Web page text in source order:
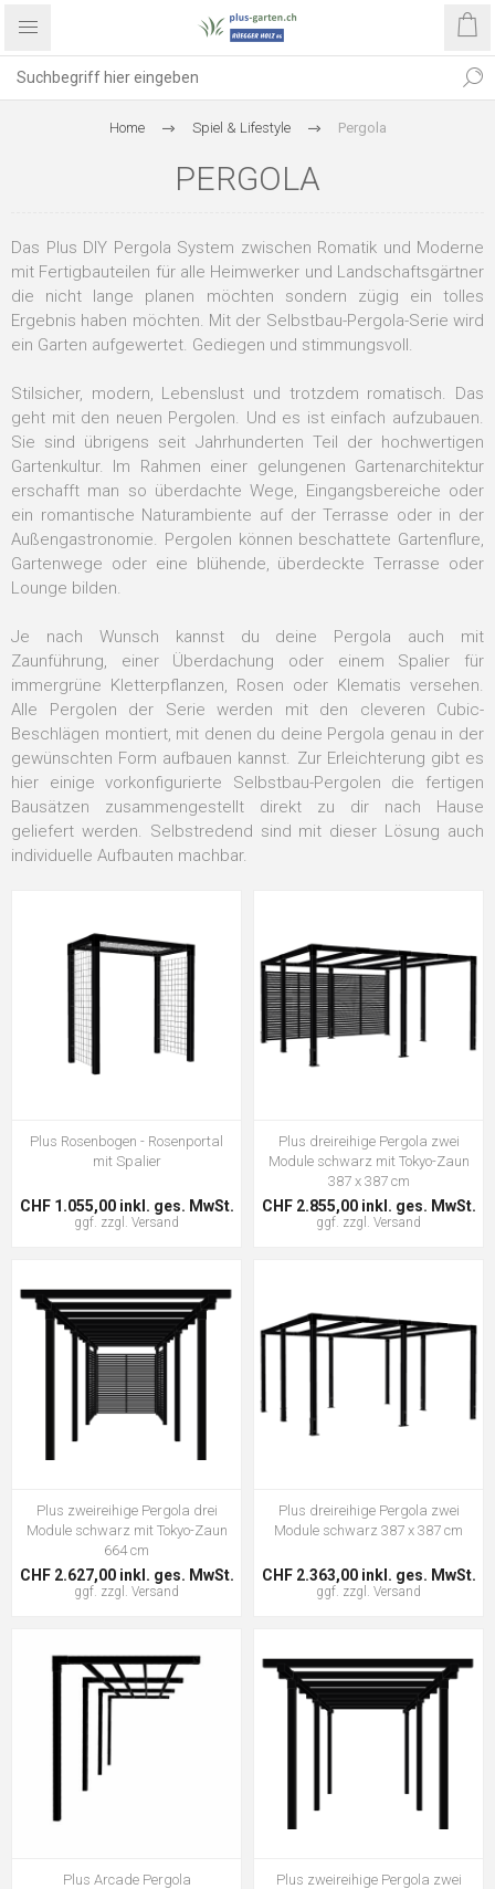
Home Spiel & Lifestyle Pergola
PERGOLA
Das Plus DIY Pergola System zwischen Romatik und Moderne
mit Fertigbauteilen für alle Heimwerker und Landschaftsgärtner
die nicht lange planen möchten sondern zügig ein tolles
Ergebnis haben möchten. Mit der Selbstbau-Pergola-Serie wird
ein Garten aufgewertet. Gediegen und stimmungsvoll.
Stilsicher, modern, Lebenslust und trotzdem romatisch. Das
geht mit den neuen Pergolen. Und es ist einfach aufzubauen.
Sie sind übrigens seit Jahrhunderten Teil der hochwertigen
Gartenkultur. Im Rahmen einer gelungenen Gartenarchitektur
erschafft man so überdachte Wege, Eingangsbereiche oder
ein romantische Naturambiente auf der Terrasse oder in der
Außengastronomie. Pergolen können beschattete Gartenflure,
Gartenwege oder eine blühende, überdeckte Terrasse oder
Lounge bilden.
Je nach Wunsch kannst du deine Pergola auch mit
Zaunführung, einer Überdachung oder einem Spalier für
immergrüne Kletterpflanzen, Rosen oder Klematis versehen.
Alle Pergolen der Serie werden mit den cleveren Cubic-
Beschlägen montiert, mit denen du deine Pergola genau in der
gewünschten Form aufbauen kannst. Zur Erleichterung gibt es
hier einige vorkonfigurierte Selbstbau-Pergolen die fertigen
Bausätzen zusammengestellt direkt zu dir nach Hause
geliefert werden. Selbstredend sind mit dieser Lösung auch
individuelle Aufbauten machbar.
Plus Rosenbogen - Rosenportal
mit Spalier
CHF 1.055,00 inkl. ges. MwSt.
ggf. zzgl. Versand
Plus dreireihige Pergola zwei
Module schwarz mit Tokyo-Zaun
387 x 387 cm
CHF 2.855,00 inkl. ges. MwSt.
ggf. zzgl. Versand
Plus zweireihige Pergola drei
Module schwarz mit Tokyo-Zaun
664 cm
CHF 2.627,00 inkl. ges. MwSt.
ggf. zzgl. Versand
Plus dreireihige Pergola zwei
Module schwarz 387 x 387 cm
CHF 2.363,00 inkl. ges. MwSt.
ggf. zzgl. Versand
Plus Arcade Pergola
Plus zweireihige Pergola zwei